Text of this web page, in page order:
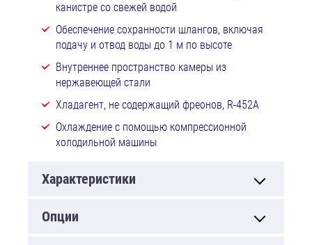
канистре со свежей водой
Обеспечение сохранности шлангов, включая
подачу и отвод воды до 1 м по высоте
Внутреннее пространство камеры из
нержавеющей стали
Хладагент, не содержащий фреонов, R-452A
Охлаждение с помощью компрессионной
холодильной машины
Характеристики
Опции